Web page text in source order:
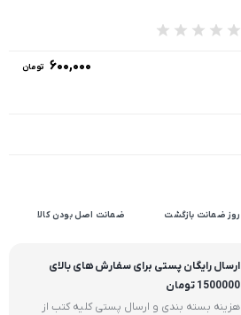
۶۰۰,۰۰۰ تومان
ضمانت اصل بودن کالا
ارسال رایگان پستی برای سفارش های بالای
1500000 تومان
هزینه بسته بندی و ارسال پستی کلیه کتب از